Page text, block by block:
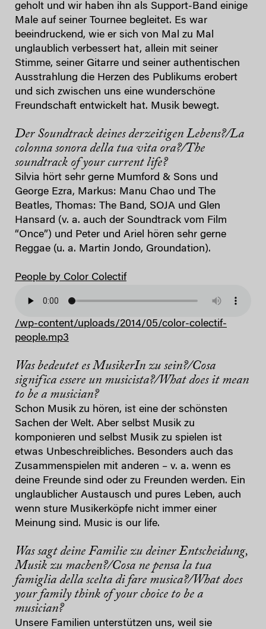
geholt und wir haben ihn als Support-Band einige
Male auf seiner Tournee begleitet. Es war
beeindruckend, wie er sich von Mal zu Mal
unglaublich verbessert hat, allein mit seiner
Stimme, seiner Gitarre und seiner authentischen
Ausstrahlung die Herzen des Publikums erobert
und sich zwischen uns eine wunderschöne
Freundschaft entwickelt hat. Musik bewegt.
Der Soundtrack deines derzeitigen Lebens?/La
colonna sonora della tua vita ora?/The
soundtrack of your current life?
Silvia hört sehr gerne Mumford & Sons und
George Ezra, Markus: Manu Chao und The
Beatles, Thomas: The Band, SOJA und Glen
Hansard (v. a. auch der Soundtrack vom Film
“Once”) und Peter und Ariel hören sehr gerne
Reggae (u. a. Martin Jondo, Groundation).
People by Color Colectif
/wp-content/uploads/2014/05/color-colectif-
people.mp3
Was bedeutet es MusikerIn zu sein?/Cosa
significa essere un musicista?/What does it mean
to be a musician?
Schon Musik zu hören, ist eine der schönsten
Sachen der Welt. Aber selbst Musik zu
komponieren und selbst Musik zu spielen ist
etwas Unbeschreibliches. Besonders auch das
Zusammenspielen mit anderen – v. a. wenn es
deine Freunde sind oder zu Freunden werden. Ein
unglaublicher Austausch und pures Leben, auch
wenn sture Musikerköpfe nicht immer einer
Meinung sind. Music is our life.
Was sagt deine Familie zu deiner Entscheidung,
Musik zu machen?/Cosa ne pensa la tua
famiglia della scelta di fare musica?/What does
your family think of your choice to be a
musician?
Unsere Familien unterstützen uns, weil sie